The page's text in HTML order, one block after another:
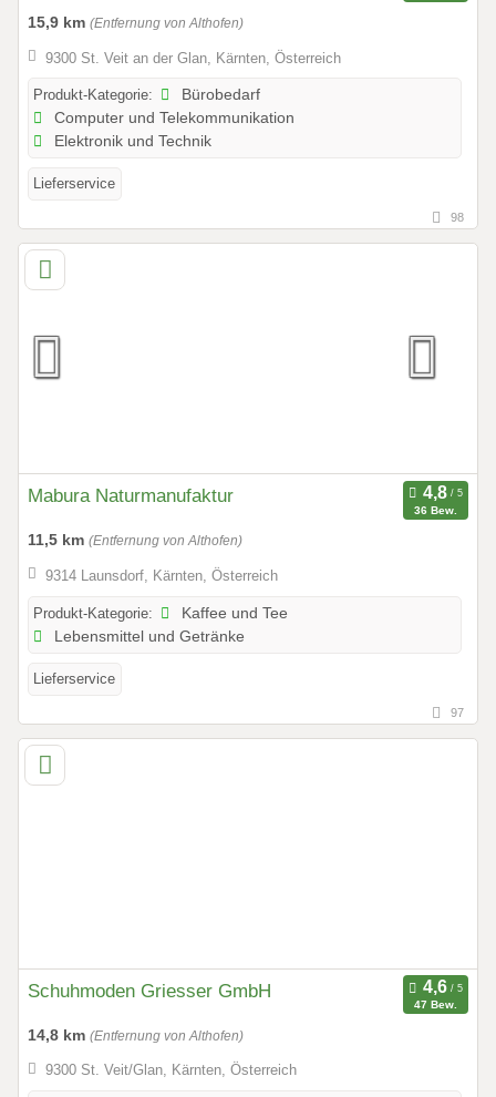
15,9 km (Entfernung von Althofen)
9300 St. Veit an der Glan, Kärnten, Österreich
Produkt-Kategorie:
Bürobedarf
Computer und Telekommunikation
Elektronik und Technik
Lieferservice
98
Mabura Naturmanufaktur
36 Bew.
11,5 km (Entfernung von Althofen)
9314 Launsdorf, Kärnten, Österreich
Produkt-Kategorie:
Kaffee und Tee
Lebensmittel und Getränke
Lieferservice
97
Schuhmoden Griesser GmbH
47 Bew.
14,8 km (Entfernung von Althofen)
9300 St. Veit/Glan, Kärnten, Österreich